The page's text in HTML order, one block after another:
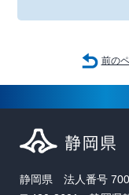
前の
静岡県 法人番号